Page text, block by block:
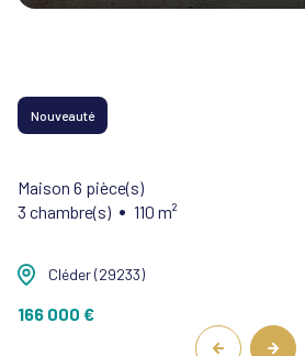
Nouveauté
Maison 6 pièce(s)
3 chambre(s)
110 m²
Cléder (29233)
166 000 €